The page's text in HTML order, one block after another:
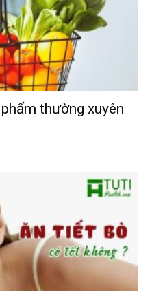
thường xuyên